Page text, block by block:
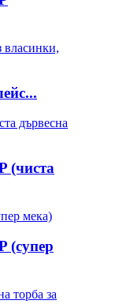
(чиста
(супер